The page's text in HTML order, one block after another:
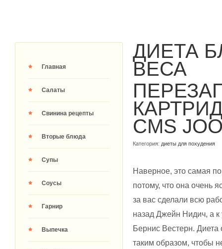
Главная
Салаты
Свинина рецепты
Вторые блюда
Супы
Соусы
Гарнир
Выпечка
ДИЕТА
ВЕСА
CMS
Категория: диеты для похудения
Наверное, это самая
потому, что она очень
за вас сделали всю
назад Джейн Нидич, а
Бернис Вестерн.
таким образом, чтобы